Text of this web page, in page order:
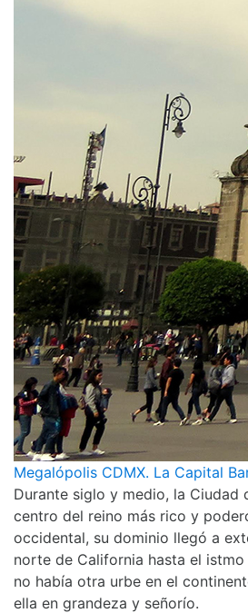
Megalópolis CDMX. La Capital
Durante siglo y medio, la Ciudad
centro del reino más rico y
occidental, su dominio llegó a
norte de California hasta el
no había otra urbe en el
ella en grandeza y señorío.